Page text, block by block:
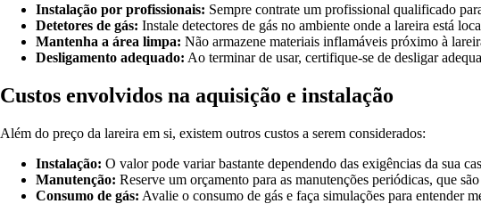
Instalação por profissionais: Sempre contrate um profissional qualificado
Detetores de gás: Instale detectores de gás no ambiente onde a lareira está
Mantenha a área limpa: Não armazene materiais inflamáveis próximo à
Desligamento adequado: Ao terminar de usar, certifique-se de desligar
Custos envolvidos na aquisição e instalação
Além do preço da lareira em si, existem outros custos a serem considerados:
Instalação: O valor pode variar bastante dependendo das exigências da sua
Manutenção: Reserve um orçamento para as manutenções periódicas, que
Consumo de gás: Avalie o consumo de gás e faça simulações para entender